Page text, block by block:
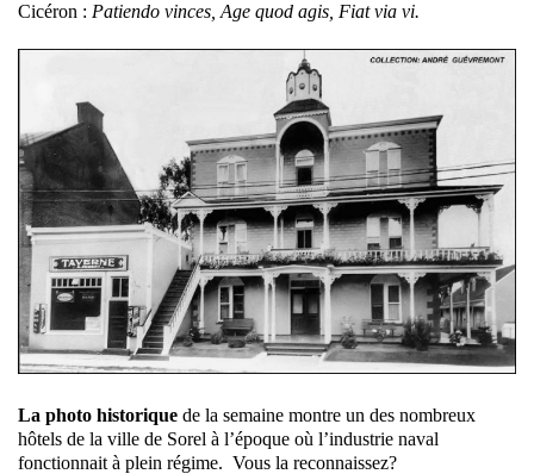
Cicéron : Patiendo vinces, Age quod agis, Fiat via vi.
La photo historique de la semaine montre un des nombreux
hôtels de la ville de Sorel à l’époque où l’industrie naval
fonctionnait à plein régime. Vous la reconnaissez?